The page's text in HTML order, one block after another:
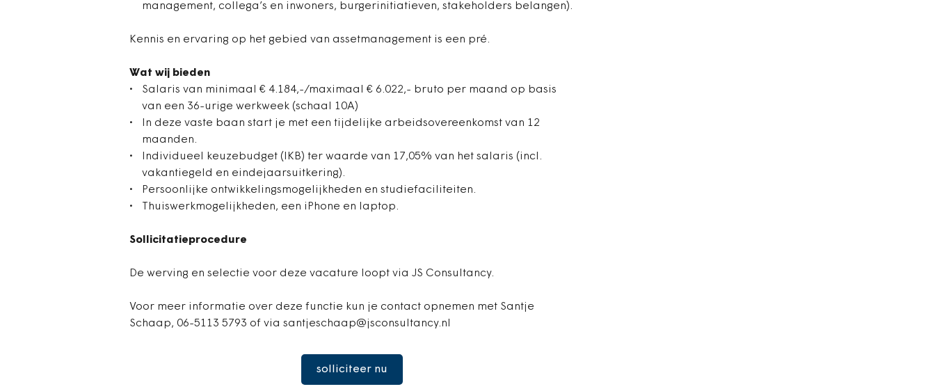
management, collega’s en inwoners, burgerinitiatieven, stakeholders belangen).
Kennis en ervaring op het gebied van assetmanagement is een pré.
Wat wij bieden
Salaris van minimaal € 4.184,-/maximaal € 6.022,- bruto per maand op basis
van een 36-urige werkweek (schaal 10A)
In deze vaste baan start je met een tijdelijke arbeidsovereenkomst van 12
maanden.
Individueel keuzebudget (IKB) ter waarde van 17,05% van het salaris (incl.
vakantiegeld en eindejaarsuitkering).
Persoonlijke ontwikkelingsmogelijkheden en studiefaciliteiten.
Thuiswerkmogelijkheden, een iPhone en laptop.
Sollicitatieprocedure
De werving en selectie voor deze vacature loopt via JS Consultancy.
Voor meer informatie over deze functie kun je contact opnemen met Santje
Schaap, 06-5113 5793 of via santjeschaap@jsconsultancy.nl
solliciteer nu